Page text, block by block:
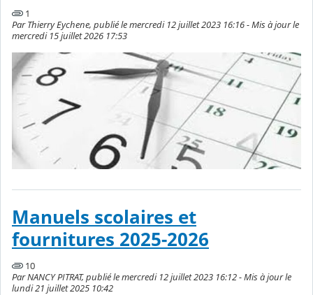
1
Par Thierry Eychene, publié le mercredi 12 juillet 2023 16:16 - Mis à jour le
mercredi 15 juillet 2026 17:53
Manuels scolaires et
fournitures 2025-2026
10
Par NANCY PITRAT, publié le mercredi 12 juillet 2023 16:12 - Mis à jour le
lundi 21 juillet 2025 10:42